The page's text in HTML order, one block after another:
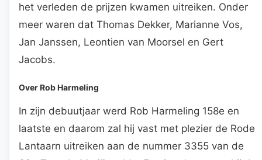
het verleden de prijzen kwamen uitreiken. Onder
meer waren dat Thomas Dekker, Marianne Vos,
Jan Janssen, Leontien van Moorsel en Gert
Jacobs.
Over Rob Harmeling
In zijn debuutjaar werd Rob Harmeling 158e en
laatste en daarom zal hij vast met plezier de Rode
Lantaarn uitreiken aan de nummer 3355 van de